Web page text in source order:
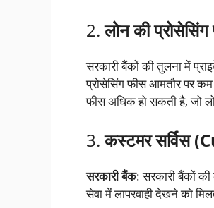
2.लोन की
सरकारी बैंकों की तुलना में
प्रोसेसिंग फीस आमतौर पर
फीस अधिक हो सकती है, जो
3.कस्टमर सर्विस
सरकारी बैंक: सरकारी बैंकों
सेवा में लापरवाही देखने को